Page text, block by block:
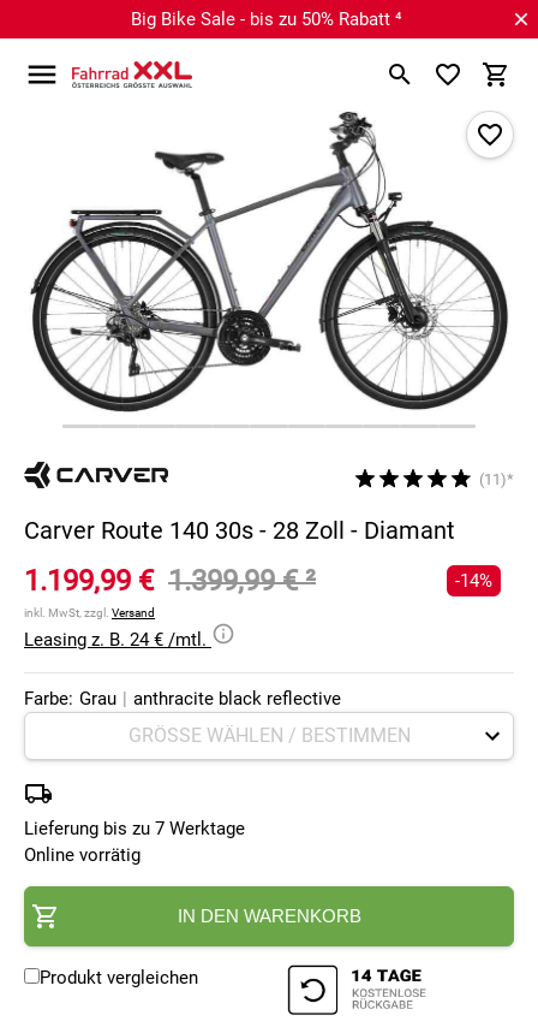
Big Bike Sale - bis zu 50% Rabatt ⁴
(11)*
Carver Route 140 30s - 28 Zoll - Diamant
1.199,99 € 1.399,99 €²
inkl. MwSt, zzgl. Versand
-14%
Leasing z. B. 24 € /mtl.
Farbe: Grau | anthracite black reflective
Lieferung bis zu 7 Werktage
Online vorrätig
IN DEN WARENKORB
Produkt vergleichen